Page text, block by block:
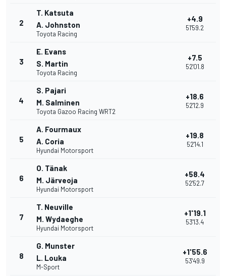
2
T. Katsuta
A. Johnston
Toyota Racing
+4.9
51'59.2
3
E. Evans
S. Martin
Toyota Racing
+7.5
52'01.8
4
S. Pajari
M. Salminen
Toyota Gazoo Racing WRT2
+18.6
52'12.9
5
A. Fourmaux
A. Coria
Hyundai Motorsport
+19.8
52'14.1
6
O. Tänak
M. Järveoja
Hyundai Motorsport
+58.4
52'52.7
7
T. Neuville
M. Wydaeghe
Hyundai Motorsport
+1'19.1
53'13.4
8
G. Munster
L. Louka
M-Sport
+1'55.6
53'49.9